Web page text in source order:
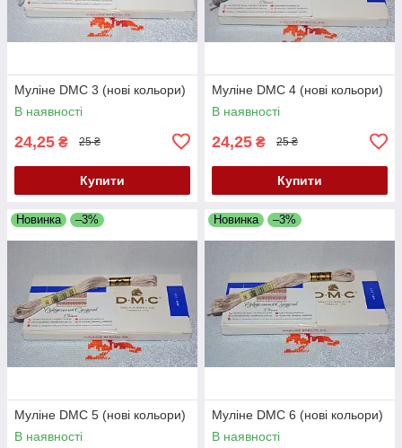
Муліне DMC 3 (нові кольори)
В наявності
24,25 ₴ 25 ₴
Купити
Муліне DMC 4 (нові кольори)
В наявності
24,25 ₴ 25 ₴
Купити
Новинка –3%
Муліне DMC 5 (нові кольори)
В наявності
Новинка –3%
Муліне DMC 6 (нові кольори)
В наявності